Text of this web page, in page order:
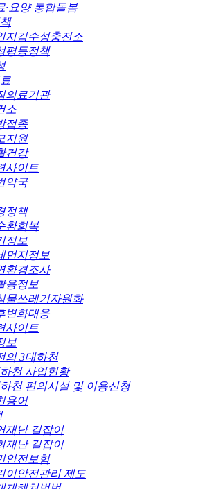
·요양 통합돌봄
지감수성충전소
평등정책
의료기관
소
접종
지원
건강
사이트
약국
정책
환회복
정보
먼지정보
환경조사
용정보
물쓰레기자원화
변화대응
사이트
보
의 3대하천
천 사업현황
천 편의시설 및 이용신청
용어
재난 길잡이
재난 길잡이
안전보험
이안전관리 제도